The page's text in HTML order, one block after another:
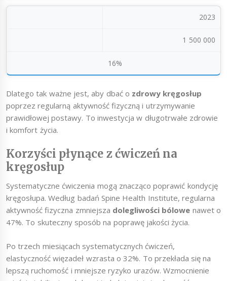
2023
1 500 000
16%
Dlatego tak ważne jest, aby dbać o zdrowy kręgosłup
poprzez regularną aktywność fizyczną i utrzymywanie
prawidłowej postawy. To inwestycja w długotrwałe zdrowie
i komfort życia.
Korzyści płynące z ćwiczeń na
kręgosłup
Systematyczne ćwiczenia mogą znacząco poprawić kondycję
kręgosłupa. Według badań Spine Health Institute, regularna
aktywność fizyczna zmniejsza dolegliwości bólowe nawet o
47%. To skuteczny sposób na poprawę jakości życia.
Po trzech miesiącach systematycznych ćwiczeń,
elastyczność więzadeł wzrasta o 32%. To przekłada się na
lepszą ruchomość i mniejsze ryzyko urazów. Wzmocnienie